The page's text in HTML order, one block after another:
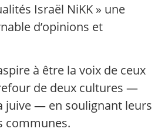
Israël NiKK » une
d’opinions et
à être la voix de ceux
de deux cultures —
juive — en soulignant leurs
communes.